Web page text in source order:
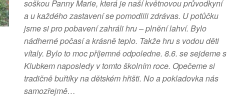
soškou Panny Marie, která je naší květnovou průvodkyní
a u každého zastavení se pomodlili zdrávas. U potůčku
jsme si pro pobavení zahráli hru – plnění lahví. Bylo
nádherné počasí a krásně teplo. Takže hru s vodou děti
vítaly. Bylo to moc příjemné odpoledne. 8.6. se sejdeme s
Klubkem naposledy v tomto školním roce. Opečeme si
tradičně buřtíky na dětském hřišti. No a pokladovka nás
samozřejmě…